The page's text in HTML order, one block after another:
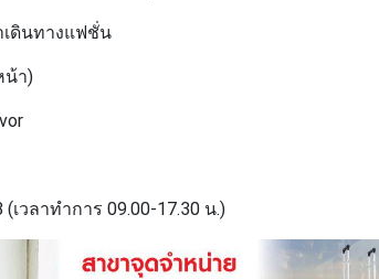
เดินทางแฟชั่น
น้า)
เวลาทำการ 09.00-17.30 น.)